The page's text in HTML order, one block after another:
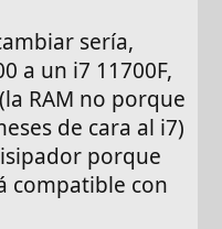
sería,
a un i7 11700F,
RAM no porque
de cara al i7)
porque
compatible con